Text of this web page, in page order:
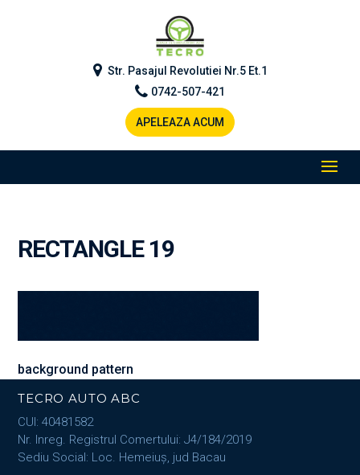
Str. Pasajul Revolutiei Nr.5 Et.1
0742-507-421
APELEAZA ACUM
RECTANGLE 19
background pattern
TECRO AUTO ABC
CUI: 40481582
Nr. Inreg. Registrul Comertului: J4/184/2019
Sediu Social: Loc. Hemeiuș, jud Bacau